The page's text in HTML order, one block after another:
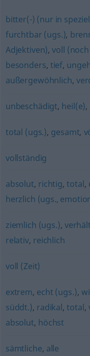
bitter(-) (nur in
furchtbar (ugs.),
Adjektiven),voll
besonders, tief,
außergewöhnlich,
unbeschädigt, heil(e),
total (ugs.), gesamt,
vollständig
absolut, richtig,total,
herzlich (ugs.,
ziemlich (ugs.),
relativ, reichlich
voll (Zeit)
extrem, echt (ugs.),
süddt.), radikal,total,
absolut, höchst
sämtliche, alle